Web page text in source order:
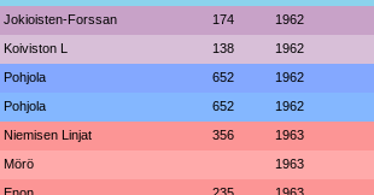
Jokioisten-Forssan 174 1962
Koiviston L 138 1962
Pohjola 652 1962
Pohjola 652 1962
Niemisen Linjat 356 1963
Mörö 1963